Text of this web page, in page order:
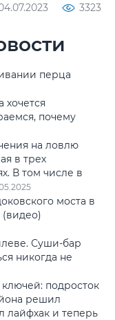
3323
перца
хочется
почему
на ловлю
в трех
В том числе в
моста в
Суши-бар
никогда не
подросток
решил
лайфхак и теперь